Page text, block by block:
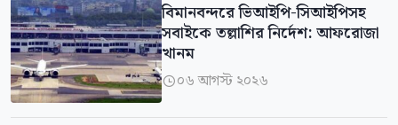
বিমানবন্দরে ভিআইপি-সিআইপিসহ
সবাইকে তল্লাশির নির্দেশ: আফরোজা
খানম
০৬ আগস্ট ২০২৬